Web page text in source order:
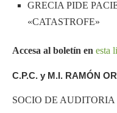
GRECIA PIDE
«CATASTROFE»
Accesa al boletín en esta
C.P.C. y M.I. RAMÓN
SOCIO DE AUDITORIA